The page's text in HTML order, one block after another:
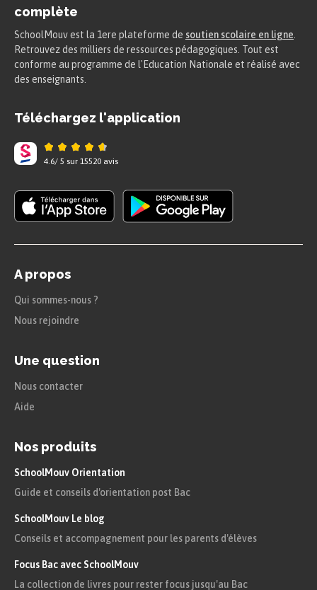
complète
SchoolMouv est la 1ere plateforme de soutien scolaire en ligne
Retrouvez des milliers de ressources pédagogiques. Tout est
conforme au programme de l'Education Nationale et réalisé avec
des enseignants.
Téléchargez l'application
4.6/ 5 sur 15520 avis
A propos
Qui sommes-nous ?
Nous rejoindre
Une question
Nous contacter
Aide
Nos produits
SchoolMouv Orientation
Guide et conseils d'orientation post Bac
SchoolMouv Le blog
Conseils et accompagnement pour les parents d'élèves
Focus Bac avec SchoolMouv
La collection de livres pour rester focus jusqu'au Bac